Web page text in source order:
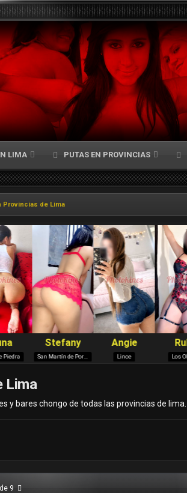
LIMA PUTAS EN PROVINCIAS
de Lima
Lima
y bares chongo de todas las provincias de lima.
9